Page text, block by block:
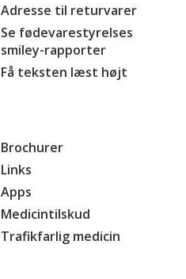
Adresse til returvarer
Se fødevarestyrelses
smiley-rapporter
Få teksten læst højt
Brochurer
Links
Apps
Medicintilskud
Trafikfarlig medicin